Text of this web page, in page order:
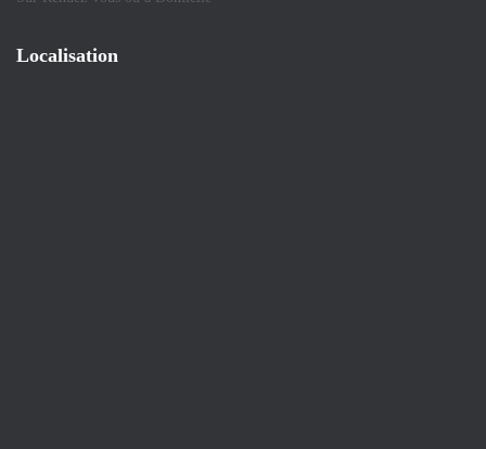
Localisation